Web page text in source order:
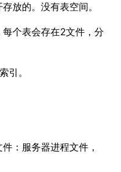
放的。没有表空间。
个表会存在2文件，分
引。
：服务器进程文件，